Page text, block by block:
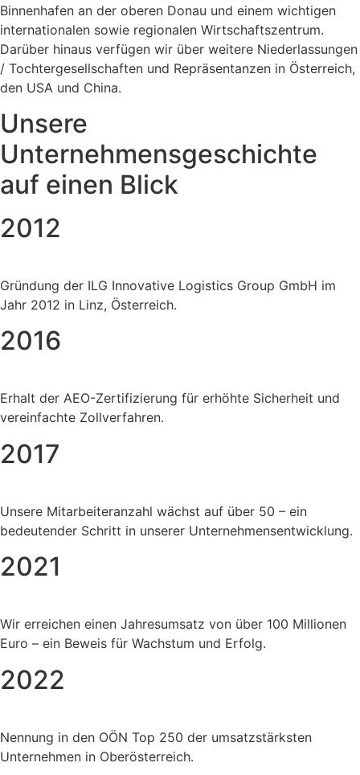
Binnenhafen an der oberen Donau und einem wichtigen
internationalen sowie regionalen Wirtschaftszentrum.
Darüber hinaus verfügen wir über weitere Niederlassungen
/ Tochtergesellschaften und Repräsentanzen in Österreich,
den USA und China.
Unsere
Unternehmensgeschichte
auf einen Blick
2012
Gründung der ILG Innovative Logistics Group GmbH im
Jahr 2012 in Linz, Österreich.
2016
Erhalt der AEO-Zertifizierung für erhöhte Sicherheit und
vereinfachte Zollverfahren.
2017
Unsere Mitarbeiteranzahl wächst auf über 50 – ein
bedeutender Schritt in unserer Unternehmensentwicklung.
2021
Wir erreichen einen Jahresumsatz von über 100 Millionen
Euro – ein Beweis für Wachstum und Erfolg.
2022
Nennung in den OÖN Top 250 der umsatzstärksten
Unternehmen in Oberösterreich.